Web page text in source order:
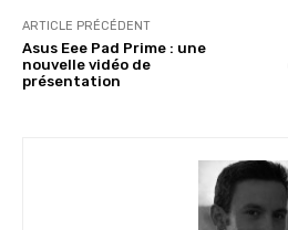
ARTICLE PRÉCÉDENT
Asus Eee Pad Prime : une
nouvelle vidéo de
présentation